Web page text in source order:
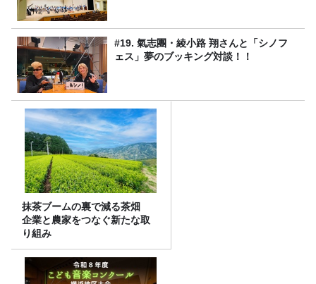
#19. 氣志團・綾小路 翔さんと「シノフ
ェス」夢のブッキング対談！！
抹茶ブームの裏で減る茶畑
企業と農家をつなぐ新たな取
り組み